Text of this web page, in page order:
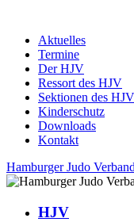
Aktuelles
Termine
Der HJV
Ressort des HJV
Sektionen des HJV
Kinderschutz
Downloads
Kontakt
Hamburger Judo
HJV